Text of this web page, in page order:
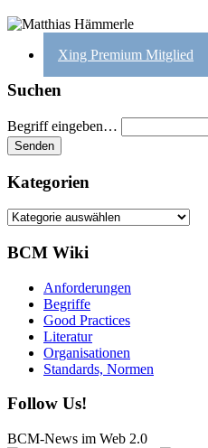
Xing Premium Mitglied
Suchen
Begriff eingeben…
Kategorien
Kategorien
BCM Wiki
Anforderungen
Begriffe
Good Practices
Literatur
Organisationen
Standards, Normen
Follow Us!
BCM-News im Web 2.0